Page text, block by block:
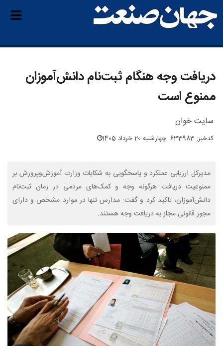
دریافت وجه هنگام ثبت‌نام دانش‌آموزان
ممنوع است
سایت خوان
کدخبر: 633983 چهارشنبه 20 خرداد 1405
مدیرکل ارزیابی عملکرد و پاسخگویی به شکایات وزارت آموزش‌وپرورش بر
ممنوعیت دریافت هرگونه وجه و کمک‌های مردمی در زمان ثبت‌نام
دانش‌آموزان، تاکید کرد و گفت: مدارس تنها در موارد مشخص و دارای
مجوز قانونی مجاز به دریافت وجه هستند.